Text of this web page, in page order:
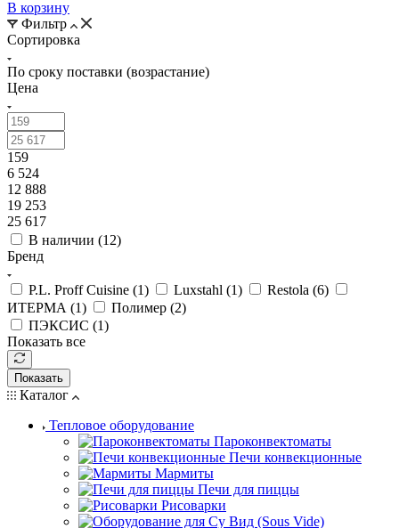
В корзину
Фильтр
Сортировка
По сроку поставки (возрастание)
Цена
159
6 524
12 888
19 253
25 617
В наличии (12)
Бренд
P.L. Proff Cuisine (1) Luxstahl (1) Restola (6)
ИТЕРМА (1) Полимер (2)
ПЭКСИС (1)
Показать все
Показать
Каталог
Тепловое оборудование
Пароконвектоматы
Печи конвекционные
Мармиты
Печи для пиццы
Рисоварки